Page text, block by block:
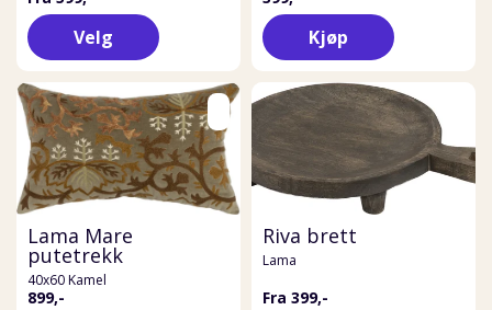
Velg Kjøp
Lama Mare
putetrekk
40x60 Kamel
899,-
Riva brett
Lama
Fra 399,-